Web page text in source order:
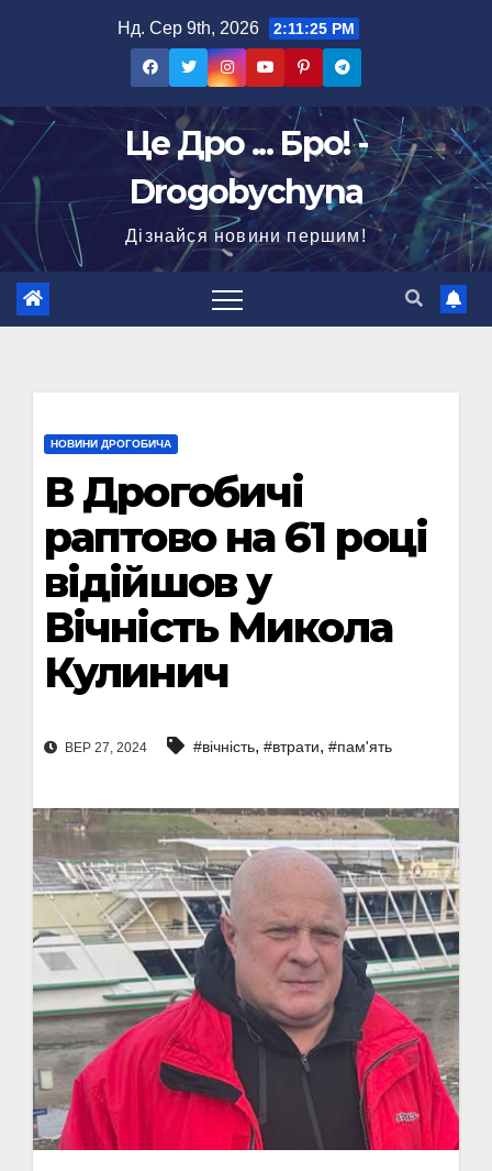
Нд. Сер 9th, 2026 2:11:26 PM
Це Дро ... Бро! -
Drogobychyna
Дізнайся новини першим!
НОВИНИ ДРОГОБИЧА
В Дрогобичі
раптово на 61 році
відійшов у
Вічність Микола
Кулинич
ВЕР 27, 2024 #вічність, #втрати, #пам'ять